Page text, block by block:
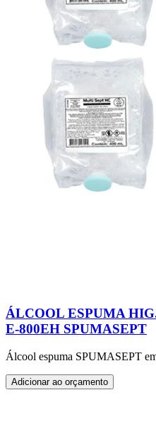
ÁLCOOL ESPUMA
E-800EH SPUMASEPT
Álcool espuma SPUMASEPT
Adicionar ao orçamento